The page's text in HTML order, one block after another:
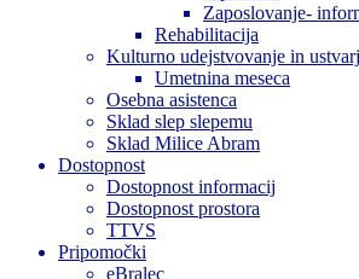
Zaposlovanje-
Rehabilitacija
Kulturno udejstvovanje in
Umetnina meseca
Osebna asistenca
Sklad slep slepemu
Sklad Milice Abram
Dostopnost
Dostopnost informacij
Dostopnost prostora
TTVS
Pripomočki
eBralec